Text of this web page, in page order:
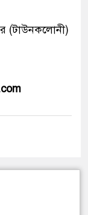
(টাউনকলোনী)